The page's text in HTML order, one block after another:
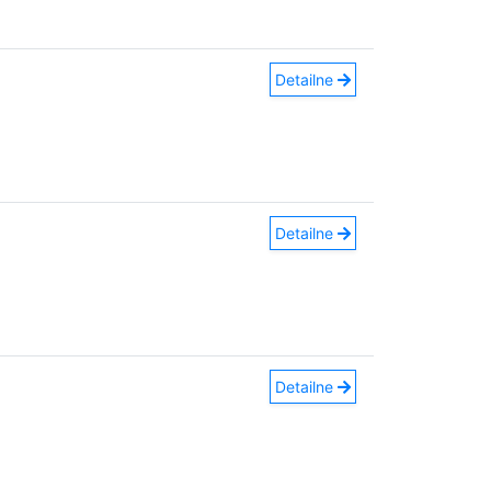
Detailne
Detailne
Detailne